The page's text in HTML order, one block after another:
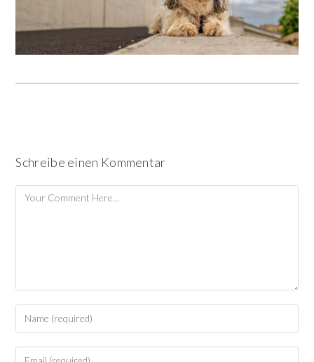
Schreibe einen Kommentar